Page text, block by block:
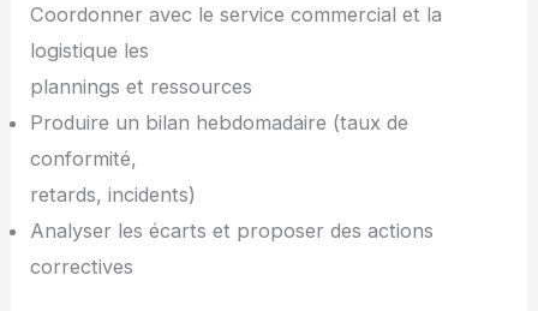
Coordonner avec le service commercial et la
logistique les
plannings et ressources
Produire un bilan hebdomadaire (taux de
conformité,
retards, incidents)
Analyser les écarts et proposer des actions
correctives